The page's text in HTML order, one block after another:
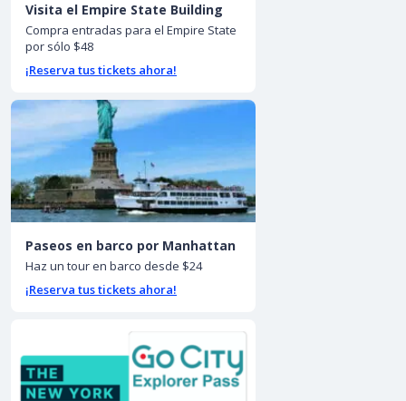
Visita el Empire State Building
Compra entradas para el Empire State
por sólo $48
¡Reserva tus tickets ahora!
Paseos en barco por Manhattan
Haz un tour en barco desde $24
¡Reserva tus tickets ahora!